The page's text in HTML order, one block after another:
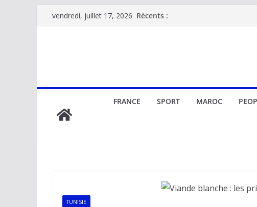
Passervendredi, juillet 17, 2026 Récents :
FRANCE SPORT MAROC
TUNISIE